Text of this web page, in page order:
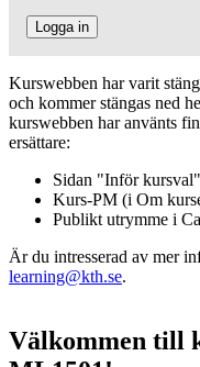
Logga in
Kurswebben har varit
och kommer stängas ned
kurswebben har använts
ersättare:
Sidan "Inför
Kurs-PM (i Om
Publikt utrymme i
Är du intresserad av mer
learning@kth.se.
Välkommen till